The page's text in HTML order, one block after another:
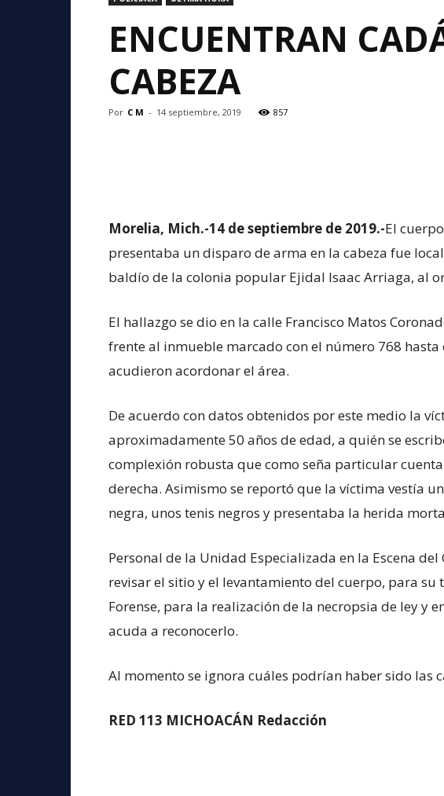
ENCUENTRAN
CABEZA
Por C M - 14 septiembre, 2019 857
Morelia, Mich.-14 de septiembre de 2019.-El
presentaba un disparo de arma en la cabeza fue
baldío de la colonia popular Ejidal Isaac Arriaga, al
El hallazgo se dio en la calle Francisco Matos
frente al inmueble marcado con el número 768
acudieron acordonar el área.
De acuerdo con datos obtenidos por este medio la
aproximadamente 50 años de edad, a quién se
complexión robusta que como seña particular
derecha. Asimismo se reportó que la víctima vestía
negra, unos tenis negros y presentaba la herida
Personal de la Unidad Especializada en la Escena
revisar el sitio y el levantamiento del cuerpo, para su
Forense, para la realización de la necropsia de ley y
acuda a reconocerlo.
Al momento se ignora cuáles podrían haber sido las
RED 113 MICHOACÁN Redacción